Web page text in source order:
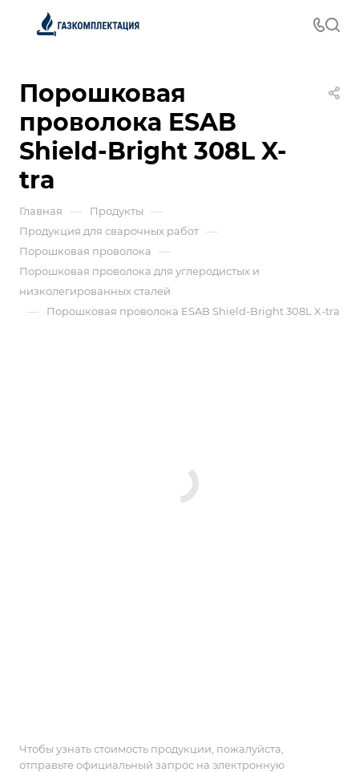
Порошковая
проволока ESAB
Shield-Bright 308L X-
tra
Главная — Продукты —
Продукция для сварочных работ —
Порошковая проволока —
Порошковая проволока для углеродистых и
низколегированных сталей
— Порошковая проволока ESAB Shield-Bright 308L X-tra
Чтобы узнать стоимость продукции, пожалуйста,
отправьте официальный запрос на электронную